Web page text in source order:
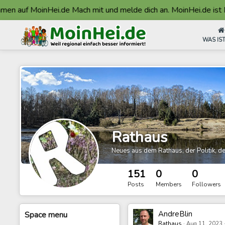
MoinHei.de Mach mit und melde dich an. MoinHei.de ist
WAS
Rathaus
Neues aus dem Rathaus, der Politik,
151
Posts
0
Members
0
Followers
Spacemenu AndreBlin